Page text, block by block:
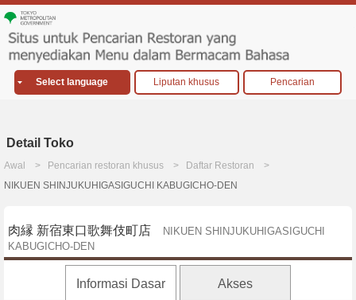
Select language Liputan khusus Pencarian
Detail Toko
Awal Pencarian restoran khusus
Daftar Restoran
NIKUEN SHINJUKUHIGASIGUCHI KABUGICHO-DEN
肉縁 新宿東口歌舞伎町店
NIKUEN SHINJUKUHIGASIGUCHI
KABUGICHO-DEN
Informasi Dasar Akses